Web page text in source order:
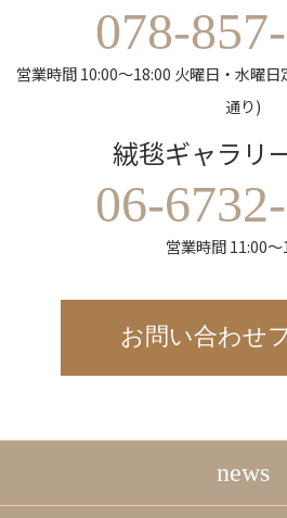
078-
営業時間 10:00～18:00 火曜日・水曜
通り)
絨毯ギャラリ
06-
営業時間 11:00～
お問い合わせ
news